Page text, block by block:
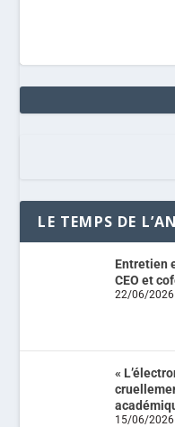
LE TEMPS DE
Entretien
CEO et
22/06/2026
«
15/06/2026